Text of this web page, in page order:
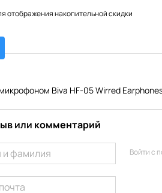
отображения накопительной скидки
Biva HF-05 Wirred
или комментарий
Войти с